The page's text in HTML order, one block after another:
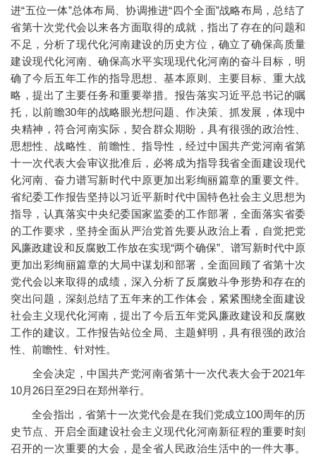
进“五位一体”总体布局、协调推进“四个全面”战略布局，总结了
省第十次党代会以来各方面取得的成就，指出了存在的问题和
不足，分析了现代化河南建设的历史方位，确立了确保高质量
建设现代化河南、确保高水平实现现代化河南的奋斗目标，明
确了今后五年工作的指导思想、基本原则、主要目标、重大战
略，提出了主要任务和重要举措。报告落实习近平总书记的嘱
托，以前瞻30年的战略眼光想问题、作决策、抓发展，体现中
央精神，符合河南实际，契合群众期盼，具有很强的政治性、
思想性、战略性、前瞻性、指导性，经过中国共产党河南省第
十一次代表大会审议批准后，必将成为指导我省全面建设现代
化河南、奋力谱写新时代中原更加出彩绚丽篇章的重要文件。
省纪委工作报告坚持以习近平新时代中国特色社会主义思想为
指导，认真落实中央纪委国家监委的工作部署，全面落实省委
的工作要求，坚持全面从严治党首先要从政治上看，自觉把党
风廉政建设和反腐败工作放在实现“两个确保”、谱写新时代中原
更加出彩绚丽篇章的大局中谋划和部署，全面回顾了省第十次
党代会以来取得的成绩，深入分析了反腐败斗争形势和存在的
突出问题，深刻总结了五年来的工作体会，紧紧围绕全面建设
社会主义现代化河南，提出了今后五年党风廉政建设和反腐败
工作的建议。工作报告站位全局、主题鲜明，具有很强的政治
性、前瞻性、针对性。
全会决定，中国共产党河南省第十一次代表大会于2021年
10月26日至29日在郑州举行。
全会指出，省第十一次党代会是在我们党成立100周年的历
史节点、开启全面建设社会主义现代化河南新征程的重要时刻
召开的一次重要的大会，是全省人民政治生活中的一件大事。